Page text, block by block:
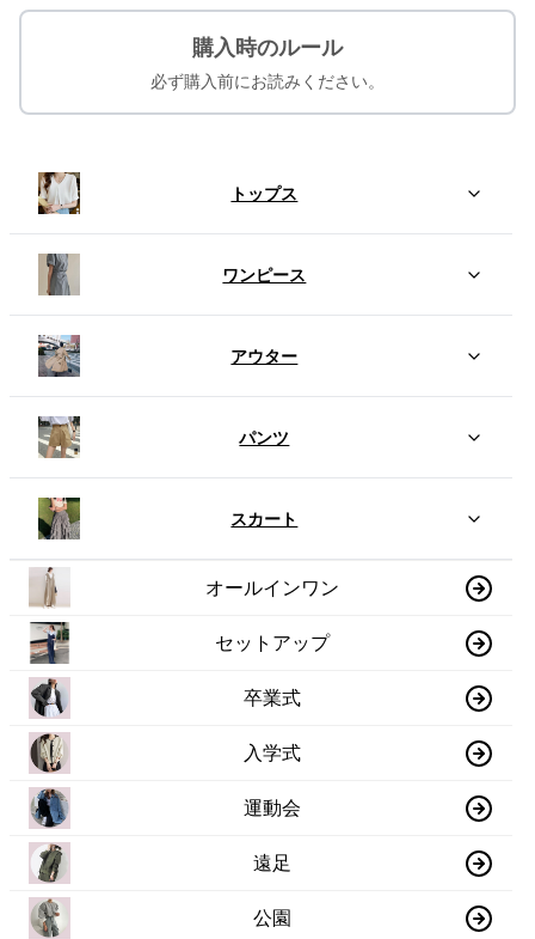
購入時のルール
必ず購入前にお読みください。
トップス
ワンピース
アウター
パンツ
スカート
オールインワン
セットアップ
卒業式
入学式
運動会
遠足
公園